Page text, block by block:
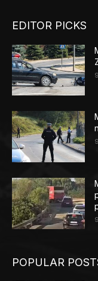
EDITOR PICKS
POPULAR